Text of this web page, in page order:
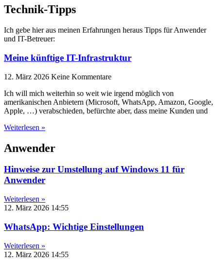
Technik-Tipps
Ich gebe hier aus meinen Erfahrungen heraus Tipps für Anwender
und IT-Betreuer:
Meine künftige IT-Infrastruktur
12. März 2026 Keine Kommentare
Ich will mich weiterhin so weit wie irgend möglich von
amerikanischen Anbietern (Microsoft, WhatsApp, Amazon, Google,
Apple, …) verabschieden, befürchte aber, dass meine Kunden und
Weiterlesen »
Anwender
Hinweise zur Umstellung auf Windows 11 für
Anwender
Weiterlesen »
12. März 2026 14:55
WhatsApp: Wichtige Einstellungen
Weiterlesen »
12. März 2026 14:55